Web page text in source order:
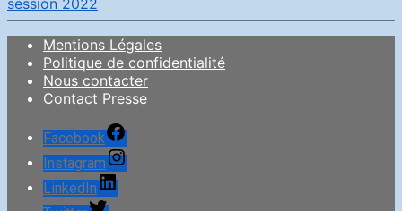
Mentions Légales
Politique de confidentialité
Nous contacter
Contact Presse
Facebook
Instagram
LinkedIn